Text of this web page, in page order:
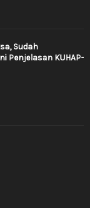
Sudah
Penjelasan KUHAP-